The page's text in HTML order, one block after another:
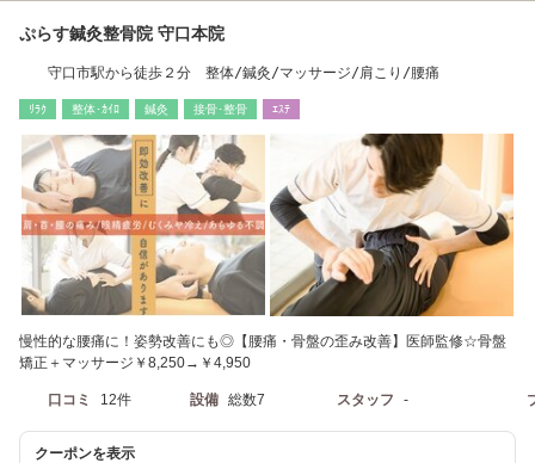
ぷらす鍼灸整骨院 守口本院
守口市駅から徒歩２分 整体/鍼灸/マッサージ/肩こり/腰痛
ﾘﾗｸ 整体･ｶｲﾛ 鍼灸 接骨･整骨 ｴｽﾃ
慢性的な腰痛に！姿勢改善にも◎【腰痛・骨盤の歪み改善】医師監修☆骨盤
矯正＋マッサージ￥8,250→￥4,950
口コミ 12件 設備 総数7 スタッフ -
クーポンを表示